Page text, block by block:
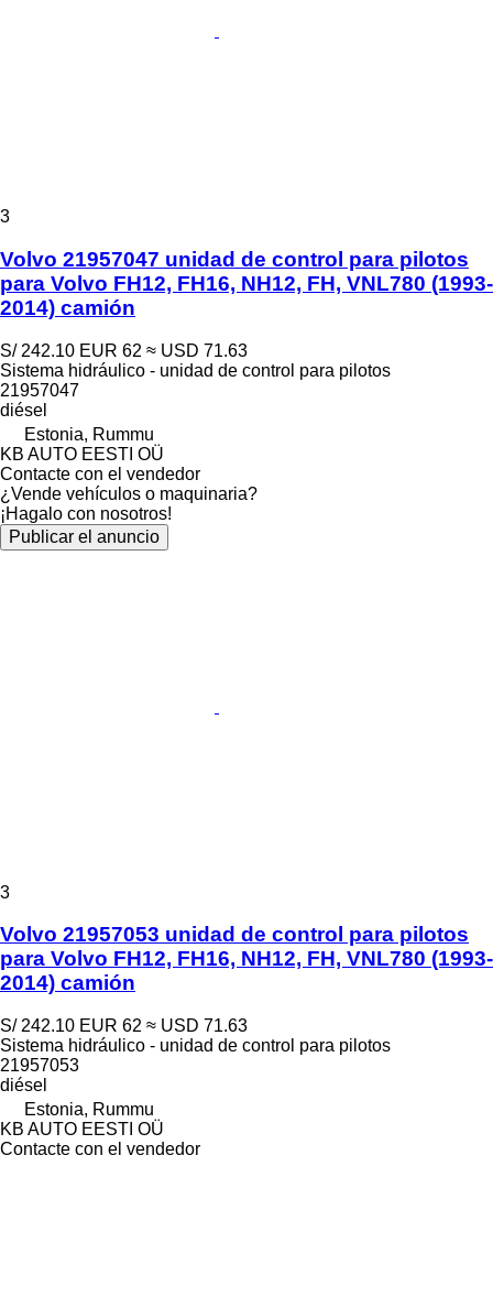
3
Volvo 21957047 unidad de control para pilotos
para Volvo FH12, FH16, NH12, FH, VNL780 (1993-
2014) camión
S/ 242.10 EUR 62 ≈ USD 71.63
Sistema hidráulico - unidad de control para pilotos
21957047
diésel
Estonia, Rummu
KB AUTO EESTI OÜ
Contacte con el vendedor
¿Vende vehículos o maquinaria?
¡Hagalo con nosotros!
Publicar el anuncio
3
Volvo 21957053 unidad de control para pilotos
para Volvo FH12, FH16, NH12, FH, VNL780 (1993-
2014) camión
S/ 242.10 EUR 62 ≈ USD 71.63
Sistema hidráulico - unidad de control para pilotos
21957053
diésel
Estonia, Rummu
KB AUTO EESTI OÜ
Contacte con el vendedor